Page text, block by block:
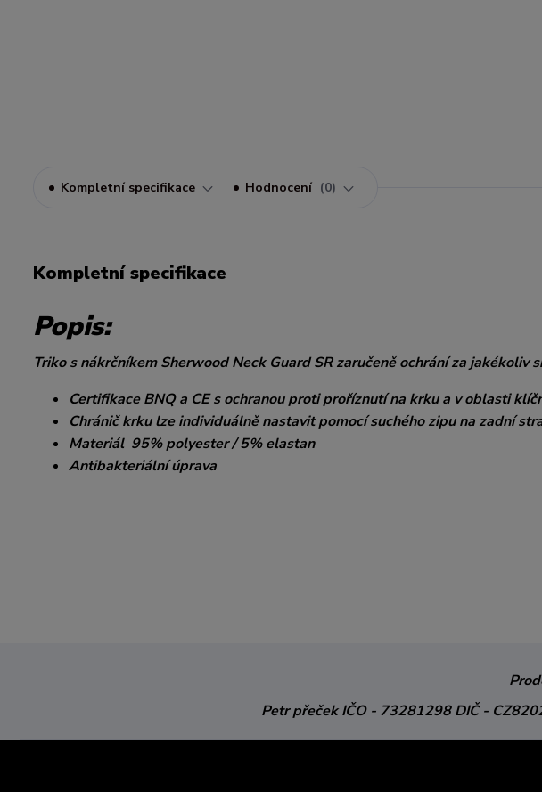
Kompletní specifikace Hodnocení 0
Kompletní specifikace
Popis:
Triko s nákrčníkem Sherwood Neck Guard SR zaručeně ochrání za jakékoliv
Certifikace BNQ a CE s ochranou proti proříznutí na krku a v oblasti
Chránič krku lze individuálně nastavit pomocí suchého zipu na zadní
Materiál 95% polyester / 5% elastan
Antibakteriální úprava
Petr přečekIČO - 73281298DIČ -